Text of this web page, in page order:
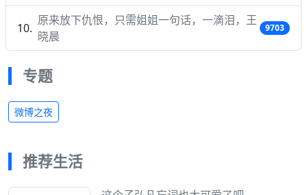
原来放下仇恨，只需姐姐一句话，一滴泪，王
晓晨
9703
专题
微博之夜
推荐生活